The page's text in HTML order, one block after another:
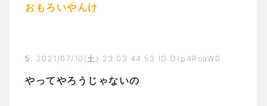
おもろいやんけ
5 : 2021/07/10(土) 23:03:44.53 ID:Otp4RoaW0
やってやろうじゃないの